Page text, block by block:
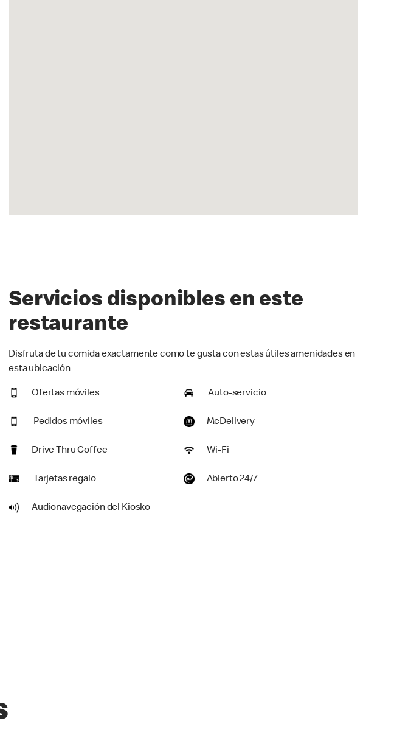
Servicios disponibles en este
restaurante
Disfruta de tu comida exactamente como te gusta con estas útiles amenidades en
esta ubicación
Ofertas móviles Auto-servicio
Pedidos móviles McDelivery
Drive Thru Coffee Wi-Fi
Tarjetas regalo Abierto 24/7
Audionavegación del Kiosko